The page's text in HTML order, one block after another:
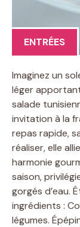
ENTRÉES
Imaginez un
léger
salade
invitation à la
repas rapide,
réaliser, elle
harmonie
saison,
gorgés d’eau.
ingrédients :
légumes.